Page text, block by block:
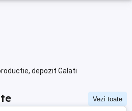
depozit Galati
Vezi toate